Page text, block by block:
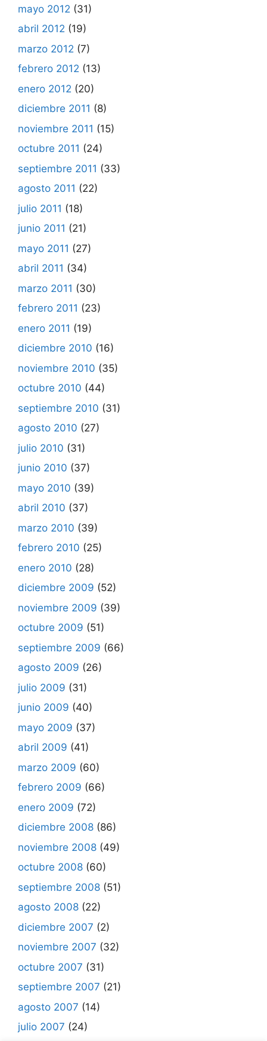
mayo 2012 (31)
abril 2012 (19)
marzo 2012 (7)
febrero 2012 (13)
enero 2012 (20)
diciembre 2011 (8)
noviembre 2011 (15)
octubre 2011 (24)
septiembre 2011 (33)
agosto 2011 (22)
julio 2011 (18)
junio 2011 (21)
mayo 2011 (27)
abril 2011 (34)
marzo 2011 (30)
febrero 2011 (23)
enero 2011 (19)
diciembre 2010 (16)
noviembre 2010 (35)
octubre 2010 (44)
septiembre 2010 (31)
agosto 2010 (27)
julio 2010 (31)
junio 2010 (37)
mayo 2010 (39)
abril 2010 (37)
marzo 2010 (39)
febrero 2010 (25)
enero 2010 (28)
diciembre 2009 (52)
noviembre 2009 (39)
octubre 2009 (51)
septiembre 2009 (66)
agosto 2009 (26)
julio 2009 (31)
junio 2009 (40)
mayo 2009 (37)
abril 2009 (41)
marzo 2009 (60)
febrero 2009 (66)
enero 2009 (72)
diciembre 2008 (86)
noviembre 2008 (49)
octubre 2008 (60)
septiembre 2008 (51)
agosto 2008 (22)
diciembre 2007 (2)
noviembre 2007 (32)
octubre 2007 (31)
septiembre 2007 (21)
agosto 2007 (14)
julio 2007 (24)